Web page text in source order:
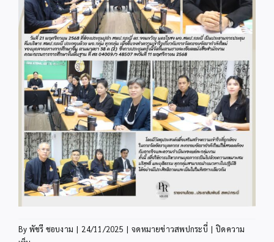
By พัชรี ชอบงาม | 24/11/2025 | จดหมายข่าวสพปกระบี่ | ปิดความ